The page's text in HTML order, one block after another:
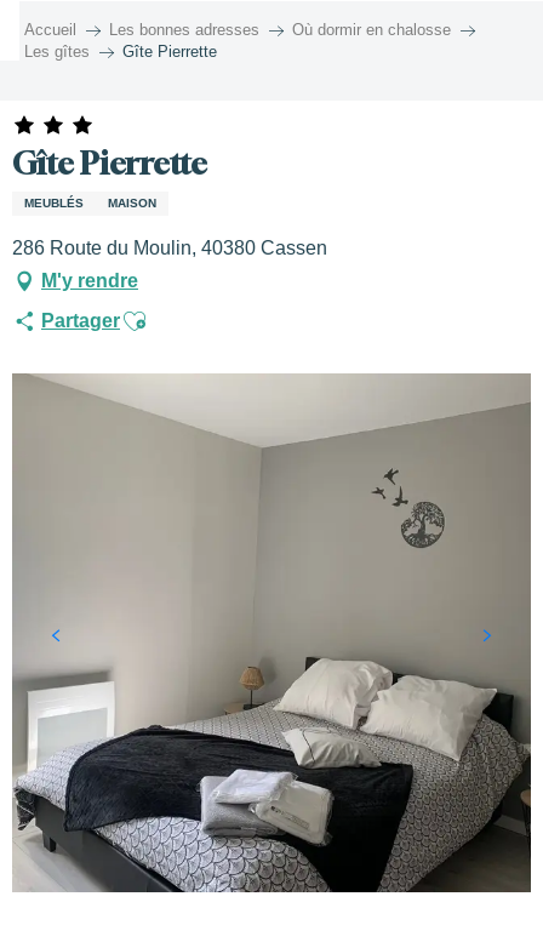
Accueil Les bonnes adresses
Où dormir en chalosse
Les gîtes
Gîte Pierrette
Gîte Pierrette
MEUBLÉS MAISON
286 Route du Moulin, 40380 Cassen
M'y rendre
PartagerAjouter aux favoris